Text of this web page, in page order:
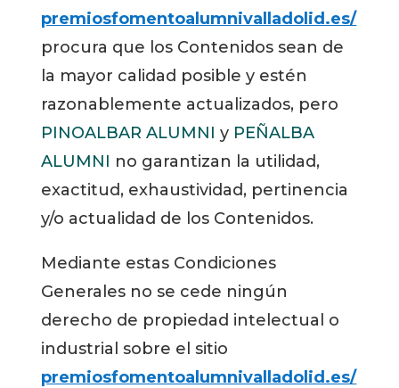
premiosfomentoalumnivalladolid.es/
procura que los Contenidos sean de
la mayor calidad posible y estén
razonablemente actualizados, pero
PINOALBAR ALUMNI y PEÑALBA
ALUMNI no garantizan la utilidad,
exactitud, exhaustividad, pertinencia
y/o actualidad de los Contenidos.
Mediante estas Condiciones
Generales no se cede ningún
derecho de propiedad intelectual o
industrial sobre el sitio
premiosfomentoalumnivalladolid.es/